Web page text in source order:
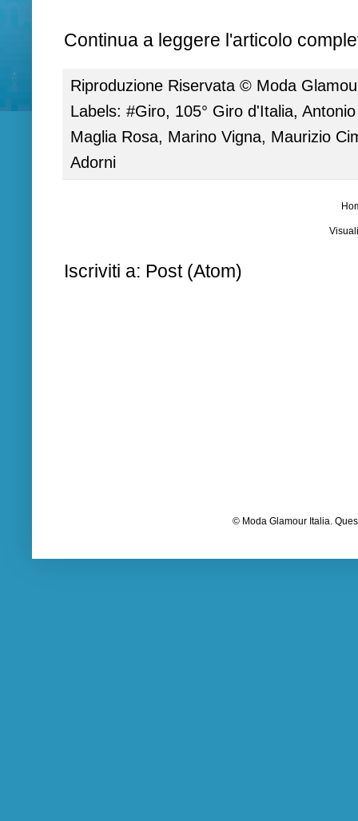
Continua a leggere l'articolo
Riproduzione Riservata © Moda
Labels: #Giro, 105° Giro d'Italia,
Maglia Rosa, Marino Vigna, Maurizio
Adorni
Iscriviti a: Post (Atom)
© Moda Glamour Italia.